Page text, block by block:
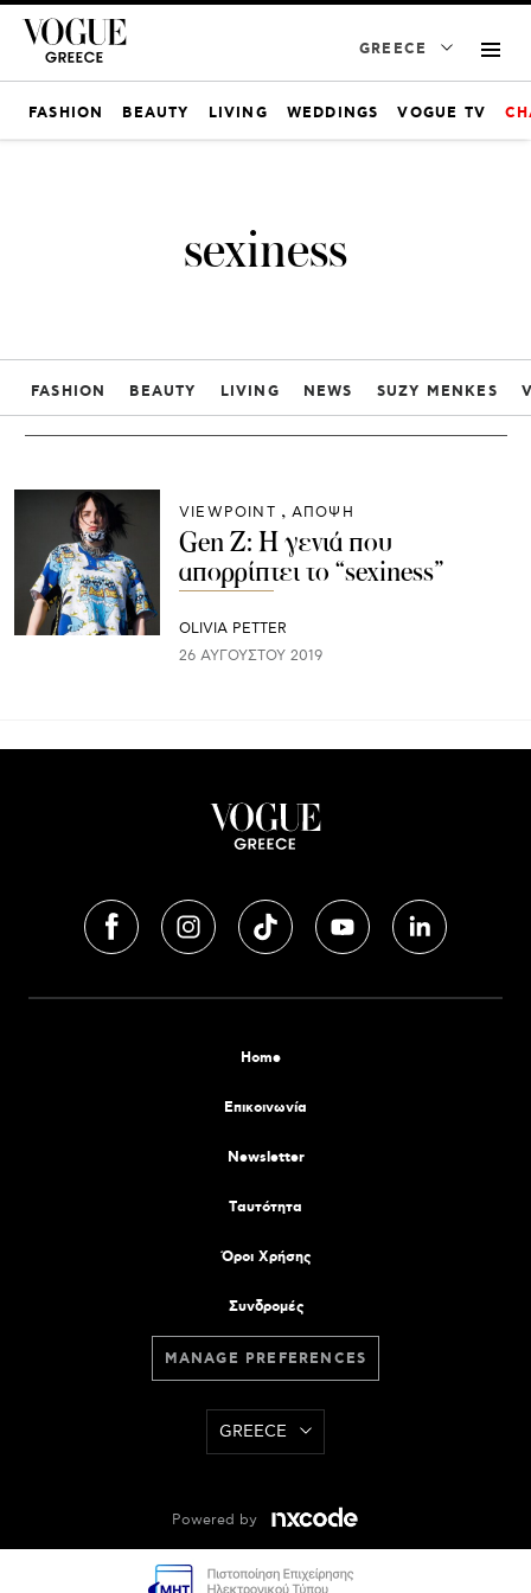
GREECE
FASHION BEAUTY LIVING WEDDINGS VOGUE TV
sexiness
FASHION BEAUTY LIVING NEWS SUZY MENKES
VIEWPOINT ΑΠΟΨΗ
Gen Z: Η γενιά που
απορρίπτει το “sexiness”
OLIVIA PETTER
26 ΑΥΓΟΎΣΤΟΥ 2019
Home
Επικοινωνία
Newsletter
Tαυτότητα
Όροι Χρήσης
Συνδρομές
MANAGE PREFERENCES
GREECE
Powered by